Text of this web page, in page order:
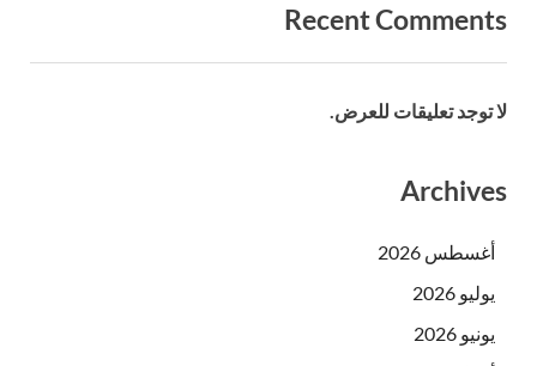
Recent Comments
لا توجد تعليقات للعرض.
Archives
أغسطس 2026
يوليو 2026
يونيو 2026